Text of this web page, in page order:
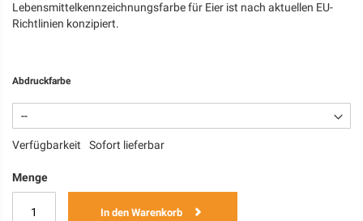
Lebensmittelkennzeichnungsfarbe für Eier ist nach aktuellen EU-
Richtlinien konzipiert.
Abdruckfarbe
Verfügbarkeit Sofort lieferbar
Menge
In den Warenkorb